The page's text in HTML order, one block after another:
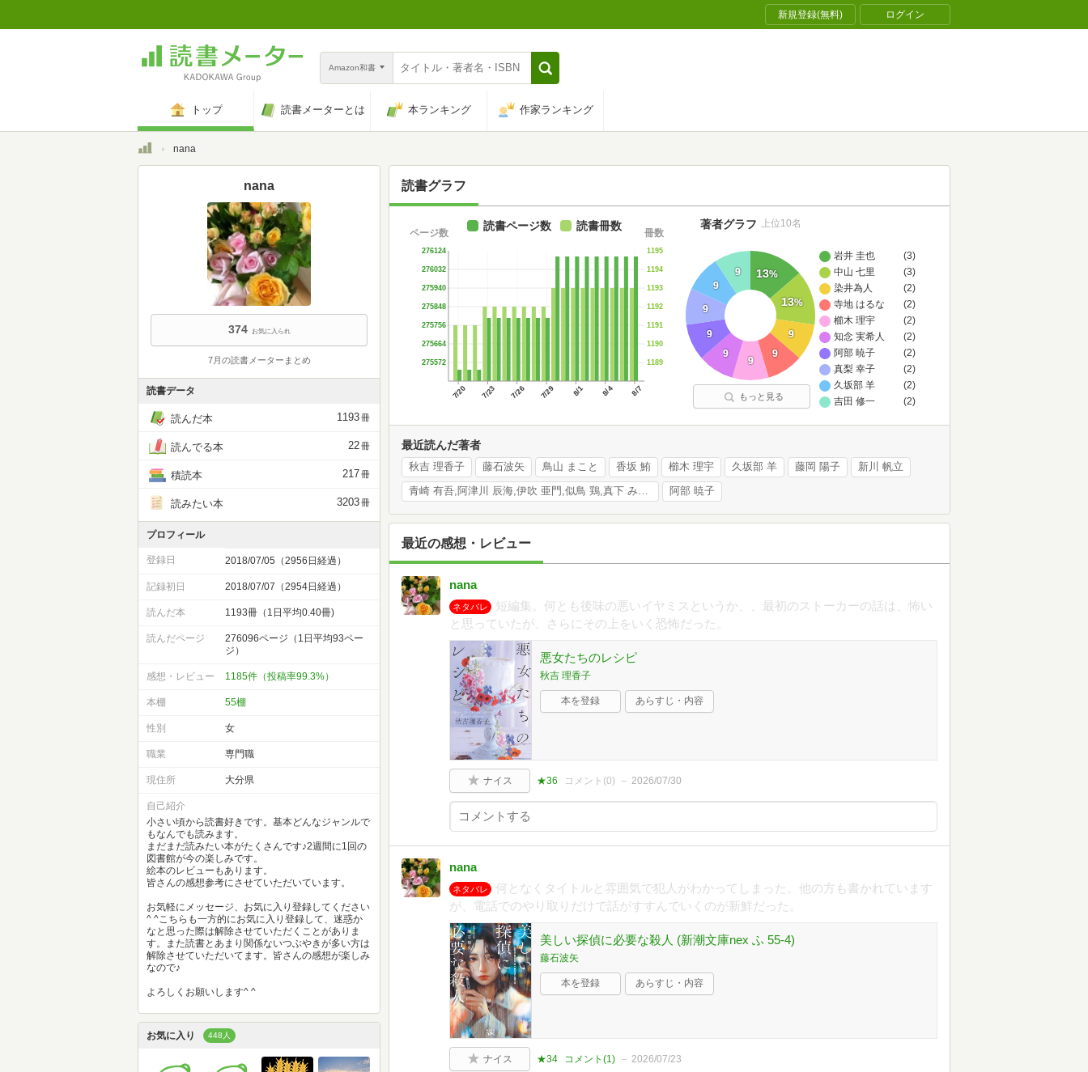
新規登録(無料) ログイン
Amazon和書
トップ 読書メーターとは 本ランキング 作家ランキング
トップnana
読書グラフ
7/20 7/23 7/26 7/29 8/1 8/4 8/7
275572
275664
275756
275848
275940
276032
276124
ページ数
1189
1190
1191
1192
1193
1194
1195
冊数
読書ページ数 読書冊数
岩井 圭也
(3)
中山 七里
(3)
染井為人
(2)
寺地 はるな
(2)
櫛木 理宇
(2)
知念 実希人
(2)
阿部 暁子
(2)
真梨 幸子
(2)
久坂部 羊
(2)
吉田 修一
(2)
13%
13%
9
9
9
9
9
9
9
9
著者グラフ 上位10名
もっと見る
最近読んだ著者
秋吉 理香子 藤石波矢 鳥山 まこと 香坂 鮪 櫛木 理宇 久坂部 羊 藤岡 陽子 新川 帆立
青崎 有吾,阿津川 辰海,伊吹 亜門,似鳥 鶏,真下 みこと 阿部 暁子
最近の感想・レビュー
nana
ネタバレ
短編集。何とも後味の悪いイヤミスというか、、最初のストーカーの話は、怖い
と思っていたが、さらにその上をいく恐怖だった。
悪女たちのレシピ
秋吉 理香子
本を登録 あらすじ・内容
ナイス ★36 コメント(0) 2026/07/30
nana
ネタバレ
何となくタイトルと雰囲気で犯人がわかってしまった。他の方も書かれています
が、電話でのやり取りだけで話がすすんでいくのが新鮮だった。
美しい探偵に必要な殺人 (新潮文庫nex ふ 55-4)
藤石波矢
本を登録 あらすじ・内容
ナイス ★34 コメント(1) 2026/07/23
nana
374 お気に入られ
7月の読書メーターまとめ
読書データ
読んだ本 1193冊
読んでる本 22冊
積読本 217冊
読みたい本 3203冊
プロフィール
登録日 2018/07/05（2956日経過）
記録初日 2018/07/07（2954日経過）
読んだ本 1193冊（1日平均0.40冊)
読んだページ
276096ページ（1日平均93ペー
ジ）
感想・レビュー 1185件（投稿率99.3%）
本棚 55棚
性別 女
職業 専門職
現住所 大分県
自己紹介
小さい頃から読書好きです。基本どんなジャンルで
もなんでも読みます。
まだまだ読みたい本がたくさんです♪2週間に1回の
図書館が今の楽しみです。
絵本のレビューもあります。
皆さんの感想参考にさせていただいています。
お気軽にメッセージ、お気に入り登録してください
^ ^こちらも一方的にお気に入り登録して、迷惑か
なと思った際は解除させていただくことがありま
す。また読書とあまり関係ないつぶやきが多い方は
解除させていただいてます。皆さんの感想が楽しみ
なので♪
よろしくお願いします^ ^
お気に入り 448人